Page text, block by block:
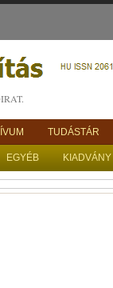
TUDÁSTÁR
EGYÉB